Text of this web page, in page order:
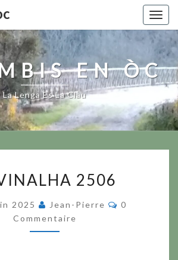
EN ÒC
La Lenga Es La Clau
2506
2506
2025 Jean-Pierre
0
Commentaire